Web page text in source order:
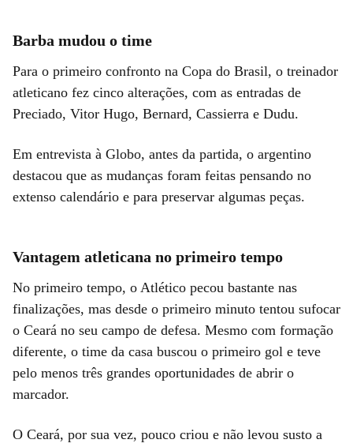
Barba mudou o time
Para o primeiro confronto na Copa do Brasil, o treinador
atleticano fez cinco alterações, com as entradas de
Preciado, Vitor Hugo, Bernard, Cassierra e Dudu.
Em entrevista à Globo, antes da partida, o argentino
destacou que as mudanças foram feitas pensando no
extenso calendário e para preservar algumas peças.
Vantagem atleticana no primeiro tempo
No primeiro tempo, o Atlético pecou bastante nas
finalizações, mas desde o primeiro minuto tentou sufocar
o Ceará no seu campo de defesa. Mesmo com formação
diferente, o time da casa buscou o primeiro gol e teve
pelo menos três grandes oportunidades de abrir o
marcador.
O Ceará, por sua vez, pouco criou e não levou susto a